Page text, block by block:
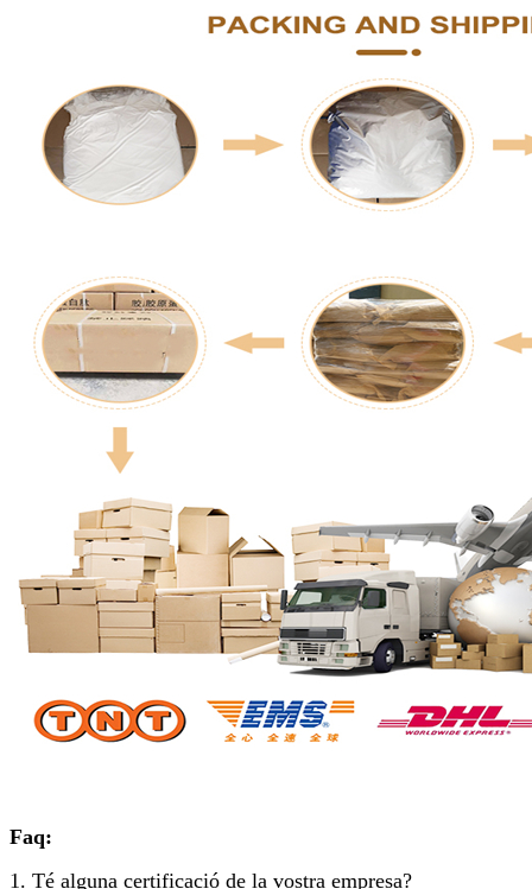
Faq:
1. Té alguna certificació de la vostra empresa?